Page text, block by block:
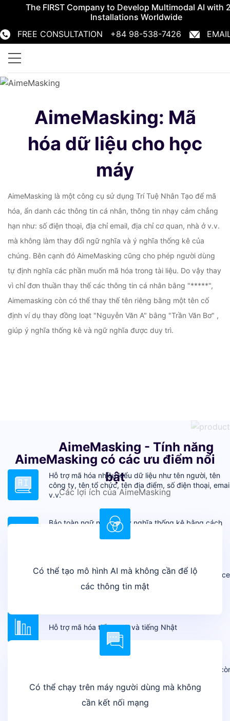
The FIRST Company to Develop Multimodal AI with
Installations Worldwide
FREE CONSULTATION +84 98-538-7426
+84 98-538-7426 info@aimesoft.com
AimeMasking: Mã
hóa dữ liệu cho học
máy
AimeMasking là một công cụ sử dụng Trí Tuệ Nhân Tạo để mã
hóa, ẩn danh các thông tin cá nhân, thông tin nhạy cảm chẳng
hạn như: số điện thoại, địa chỉ email, địa chỉ cơ quan, nhà ở v.v.
mà không làm thay đổi ngữ nghĩa và ý nghĩa thống kê của
chúng. Bên cạnh đó AimeMasking cũng cho phép người dùng
tự định nghĩa các phần muốn mã hóa trong tài liệu. Do vậy thay
vì chỉ đơn thuần thay thế các thông tin cá nhân bằng "*****",
Aimemasking còn có thể thay thế tên riêng bằng một tên cố
định ví dụ thay đồng loạt "Nguyễn Văn A" bằng "Trần Văn Bơ" ,
giúp ý nghĩa thống kê và ngữ nghĩa được duy trì.
AimeMasking - Tính năng
Hỗ trợ mã hóa nhiều kiểu dữ liệu như tên người, tên
công ty, tên tổ chức, tên địa điểm, số điện thoại,
v.v.
Bảo toàn ngữ nghĩa và ý nghĩa thống kê bằng cách
thay thế đồng loạt các dành từ bằng các danh từ
Hỗ trợ mã hóa nhiều kiểu định dạng file như doc,
Hỗ trợ mã hóa tiếng anh và tiếng Nhật
Không chỉ hỗ trợ mã hóa file riêng lẻ, AimeMasking
AimeMasking có các ưu điểm nổi
bật
Các lợi ích của AimeMasking
Có thể tạo mô hình AI mà không cần để lộ
các thông tin mật
Có thể chạy trên máy người dùng mà không
cần kết nối mạng